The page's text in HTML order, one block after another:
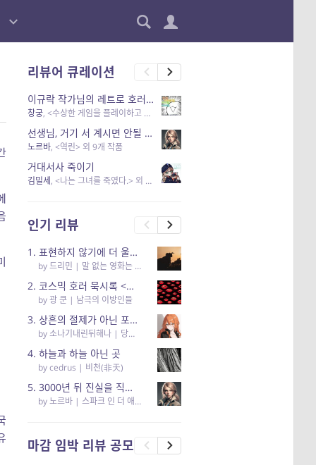
리뷰어 큐레이션
이규락 작가님의 레트로 호러 리뷰
창궁, <수상한 게임을 플레이하고 있어> 외 3개 작품
선생님, 거기 서 계시면 안될 것 같은데요-역할 클리셰를 비튼 작품들
노르바, <역린> 외 9개 작품
거대서사 죽이기
김밀세, <나는 그녀를 죽였다.> 외 1개 작품
인기 리뷰
1. 표현하지 않기에 더 울림이 있는
by드리민 | 말 없는 영화는 하룻밤에 몇 리를 갈 수 있을까
2. 코스믹 호러 묵시록 <남극의 이방인들> 리뷰
by광 쿤 | 남극의 이방인들
3. 상흔의 절제가 아닌 포용의 고찰… <당신의 어둠을 안아요>
by소나기내린뒤해나 | 당신의 어둠을 안아요
4. 하늘과 하늘 아닌 곳
bycedrus | 비천(非天)
5. 3000년 뒤 진실을 직면하고 영혼까지 부서져버리는 소년의 성장통 (2부 리뷰)
by노르바 | 스파크 인 더 애쉬스(Spark in the ashes)
마감 임박 리뷰 공모